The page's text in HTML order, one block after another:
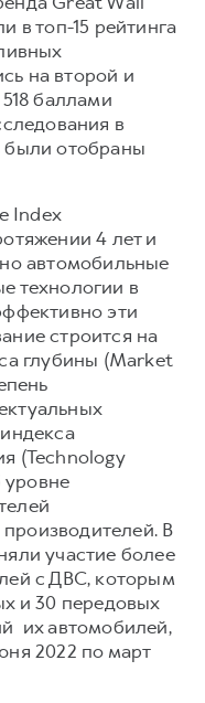
в топ-15 рейтинга
на второй и
баллами
в
были отобраны
Index
4 лет и
автомобильные
технологии в
эти
строится на
глубины (Market
(Technology
уровне
В
участие более
с ДВС, которым
и 30 передовых
их автомобилей,
2022 по март